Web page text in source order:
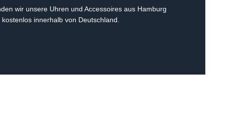
wir unsere Uhren und Accessoires aus Hamburg
kostenlos innerhalb von Deutschland.